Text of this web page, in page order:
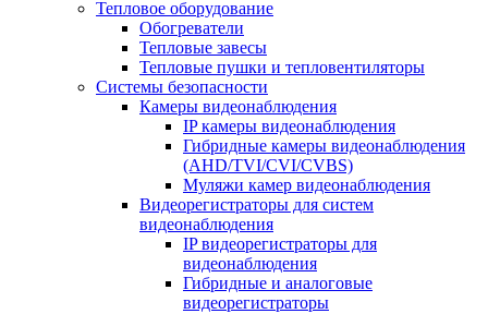
Тепловое оборудование
Обогреватели
Тепловые завесы
Тепловые пушки и тепловентиляторы
Системы безопасности
Камеры видеонаблюдения
IP камеры видеонаблюдения
Гибридные камеры видеонаблюдения
(AHD/TVI/CVI/CVBS)
Муляжи камер видеонаблюдения
Видеорегистраторы для систем
видеонаблюдения
IP видеорегистраторы для
видеонаблюдения
Гибридные и аналоговые
видеорегистраторы